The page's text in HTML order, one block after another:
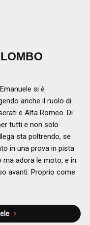
si è
anche il ruolo di
e Alfa Romeo. Di
tutti e non solo
sta poltrendo, se
in una prova in pista
ma adora le moto, e in
avanti. Proprio come